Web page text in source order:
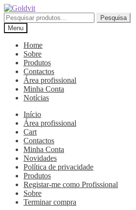
Ir
para
a
navegação
Saltar
para
o
conteúdo
Pesquisar
por:
Pesquisa
Menu
Home
Sobre
Produtos
Contactos
Área profissional
Minha Conta
Notícias
Início
Área profissional
Cart
Contactos
Minha Conta
Novidades
Política de privacidade
Produtos
Registar-me como Profissional
Sobre
Terminar compra